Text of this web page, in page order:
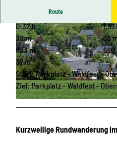
© Tourist Info, Touristinformation Seiffen
Route
0:32 h
38 m
38
623 m
660
37 m
Start: Parkplatz - Waldfest -
Ziel: Parkplatz - Waldfest -
Kurzweilige Rundwanderung